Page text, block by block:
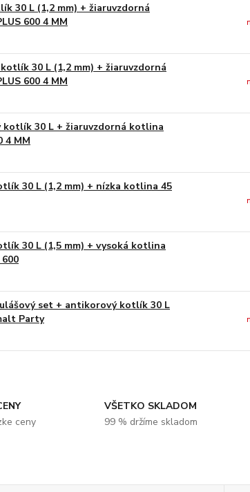
30 L (1,2 mm) + žiaruvzdorná
600 4 MM
30 L (1,2 mm) + žiaruvzdorná
600 4 MM
kotlík 30 L + žiaruvzdorná kotlina
4 MM
30 L (1,2 mm) + nízka kotlina 45
30 L (1,5 mm) + vysoká kotlina
set + antikorový kotlík 30 L
Party
ceny
VŠETKO SKLADOM
99 % držíme skladom